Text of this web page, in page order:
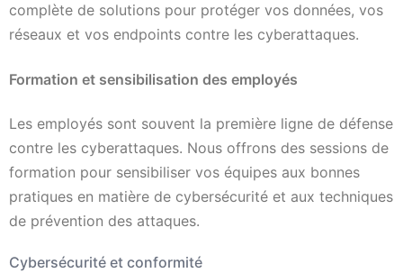
complète de solutions pour protéger vos données, vos
réseaux et vos endpoints contre les cyberattaques.
Formation et sensibilisation des employés
Les employés sont souvent la première ligne de défense
contre les cyberattaques. Nous offrons des sessions de
formation pour sensibiliser vos équipes aux bonnes
pratiques en matière de cybersécurité et aux techniques
de prévention des attaques.
Cybersécurité et conformité